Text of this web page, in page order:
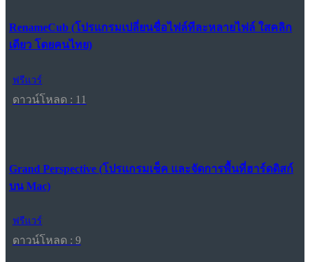
RenameCub (โปรแกรมเปลี่ยนชื่อไฟล์ทีละหลายไฟล์ ใสคลิก
เดียว โดยคนไทย)
ฟรีแวร์
ดาวน์โหลด : 11
Grand Perspective (โปรแกรมเช็ค และจัดการพื้นที่ฮาร์ดดิสก์
บน Mac)
ฟรีแวร์
ดาวน์โหลด : 9